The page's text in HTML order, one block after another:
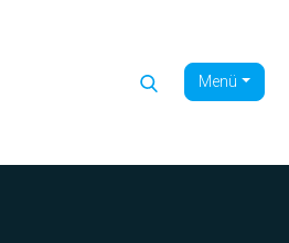
Menü